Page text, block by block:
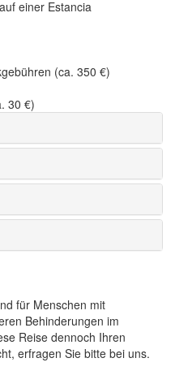
einer Estancia
(ca. 350 €)
30 €)
für Menschen mit
Behinderungen im
Reise dennoch Ihren
erfragen Sie bitte bei uns.